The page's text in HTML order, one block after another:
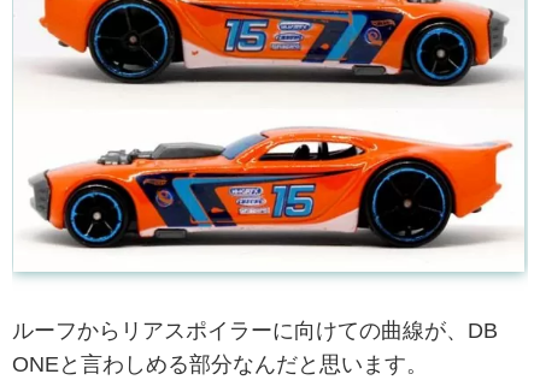
ルーフからリアスポイラーに向けての曲線が、DB
ONEと言わしめる部分なんだと思います。